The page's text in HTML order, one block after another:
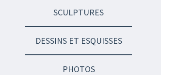
SCULPTURES
DESSINS ET ESQUISSES
PHOTOS